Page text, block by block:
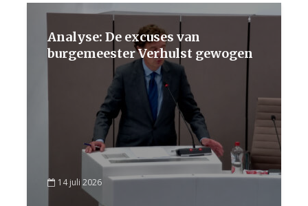
Analyse: De excuses van
burgemeester Verhulst gewogen
14 juli 2026